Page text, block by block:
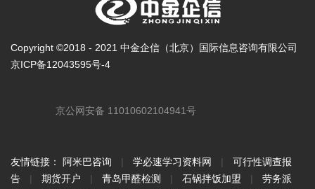
Copyright ©2018 - 2021 中金企信（北京）国际信息咨询有限公司
京ICP备12043595号-4
京公网安备 11010602104941号
友情链接： 阿米巴咨询 | 学必速学习资料网 |
可行性调查报
告
| 期货开户 | 青岛甲醛检测 | 石锅拌饭加盟 |
劳务派